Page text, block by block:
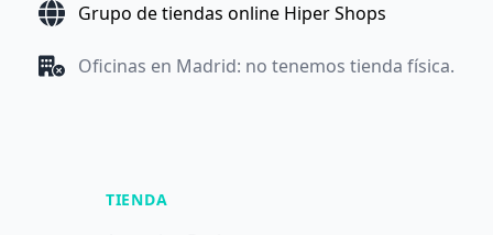
Grupo de tiendas online Hiper Shops
Oficinas en Madrid: no tenemos tienda física.
TIENDA